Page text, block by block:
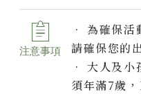
注意事項
• 為確保活
請確保您的
• 大人及小
須年滿7歲